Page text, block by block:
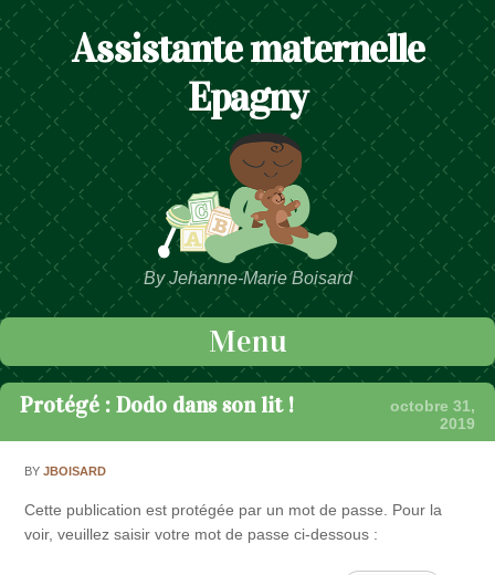
Assistante maternelle
Epagny
By Jehanne-Marie Boisard
Menu
Passer au contenu
Protégé : Dodo dans son lit !
octobre 31,
2019
BYJBOISARD
Cette publication est protégée par un mot de passe. Pour la
voir, veuillez saisir votre mot de passe ci-dessous :